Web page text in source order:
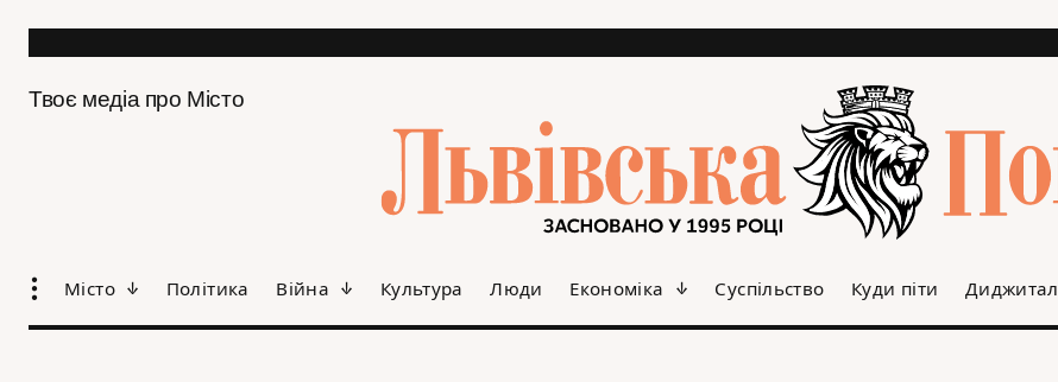
Твоє медіа про Місто
Місто Політика Війна Культура Люди Економіка Суспільство Куди піти Диджитал